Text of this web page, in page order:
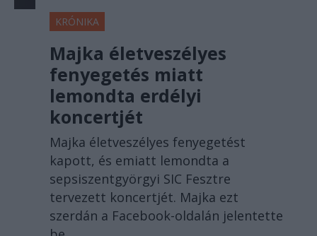
KRÓNIKA
Majka életveszélyes
fenyegetés miatt
lemondta erdélyi
koncertjét
Majka életveszélyes fenyegetést
kapott, és emiatt lemondta a
sepsiszentgyörgyi SIC Fesztre
tervezett koncertjét. Majka ezt
szerdán a Facebook-oldalán jelentette